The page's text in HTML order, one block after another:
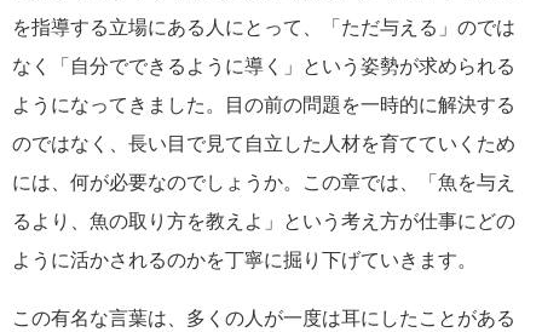
を指導する立場にある人にとって、「ただ与える」のでは
なく「自分でできるように導く」という姿勢が求められる
ようになってきました。目の前の問題を一時的に解決する
のではなく、長い目で見て自立した人材を育てていくため
には、何が必要なのでしょうか。この章では、「魚を与え
るより、魚の取り方を教えよ」という考え方が仕事にどの
ように活かされるのかを丁寧に掘り下げていきます。
この有名な言葉は、多くの人が一度は耳にしたことがある